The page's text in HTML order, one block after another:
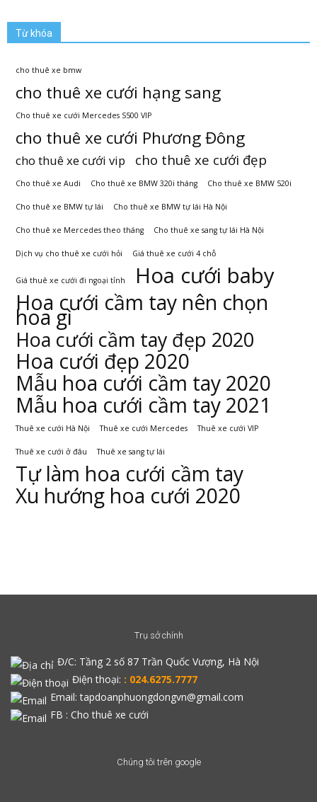
Từ khóa
cho thuê xe bmw
cho thuê xe cưới hạng sang
Cho thuê xe cưới Mercedes S500 VIP
cho thuê xe cưới Phương Đông
cho thuê xe cưới vip cho thuê xe cưới đẹp
Cho thuê xe Audi Cho thuê xe BMW 320i tháng Cho thuê xe BMW 520i
Cho thuê xe BMW tự lái Cho thuê xe BMW tự lái Hà Nội
Cho thuê xe Mercedes theo tháng Cho thuê xe sang tự lái Hà Nội
Dịch vụ cho thuê xe cưới hỏi Giá thuê xe cưới 4 chỗ
Giá thuê xe cưới đi ngoại tỉnh Hoa cưới baby
Hoa cưới cầm tay nên chọn
hoa gì
Hoa cưới cầm tay đẹp 2020
Hoa cưới đẹp 2020
Mẫu hoa cưới cầm tay 2020
Mẫu hoa cưới cầm tay 2021
Thuê xe cưới Hà Nội Thuê xe cưới Mercedes Thuê xe cưới VIP
Thuê xe cưới ở đâu Thuê xe sang tự lái
Tự làm hoa cưới cầm tay
Xu hướng hoa cưới 2020
Trụ sở chính
Đ/C: Tầng 2 số 87 Trần Quốc Vượng, Hà Nội
Điện thoại: : 024.6275.7777
Email: tapdoanphuongdongvn@gmail.com
FB : Cho thuê xe cưới
Chúng tôi trên google